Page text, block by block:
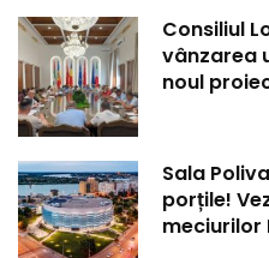
Consiliul
vânzarea
noul
Sala
porțile!
meciurilor